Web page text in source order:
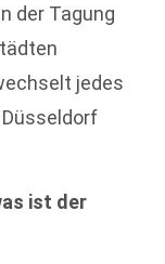
der Tagung
jedes
ist der